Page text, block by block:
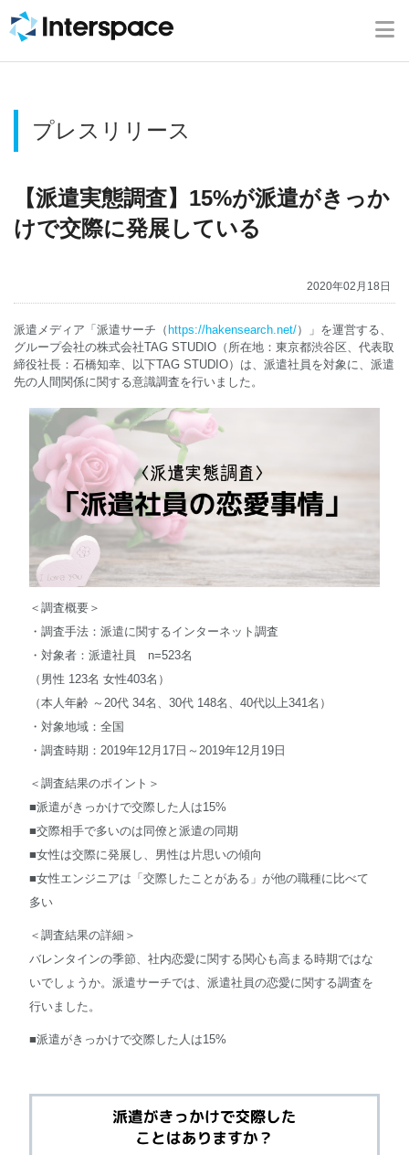
ホーム
事業内容
ニュース
IR情報
採用情報
English
プレスリリース
【派遣実態調査】15%が派遣がきっか
けで交際に発展している
2020年02月18日
派遣メディア「派遣サーチ（ https://hakensearch.net/）」を運営する、
グループ会社の株式会社TAG STUDIO（所在地：東京都渋谷区、代表取
締役社長：石橋知幸、以下TAG STUDIO）は、派遣社員を対象に、派遣
先の人間関係に関する意識調査を行いました。
＜調査概要＞
・調査手法：派遣に関するインターネット調査
・対象者：派遣社員 n=523名
（男性 123名 女性403名）
（本人年齢 ～20代 34名、30代 148名、40代以上341名）
・対象地域：全国
・調査時期：2019年12月17日～2019年12月19日
＜調査結果のポイント＞
■派遣がきっかけで交際した人は15%
■交際相手で多いのは同僚と派遣の同期
■女性は交際に発展し、男性は片思いの傾向
■女性エンジニアは「交際したことがある」が他の職種に比べて
多い
＜調査結果の詳細＞
バレンタインの季節、社内恋愛に関する関心も高まる時期ではな
いでしょうか。派遣サーチでは、派遣社員の恋愛に関する調査を
行いました。
■派遣がきっかけで交際した人は15%